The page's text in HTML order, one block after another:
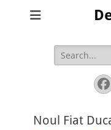
Search
for:
Noul Fiat